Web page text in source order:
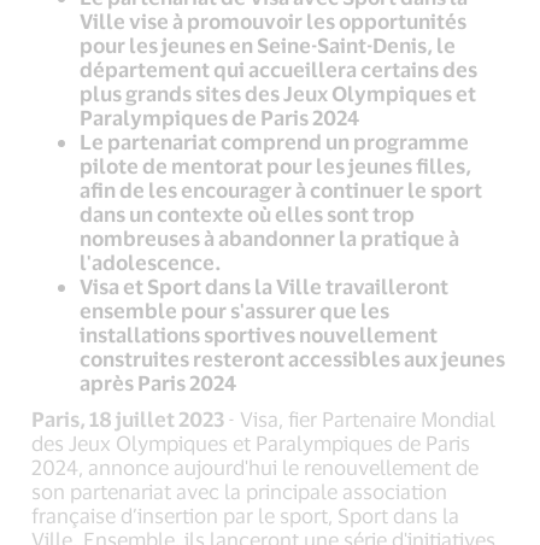
Ville vise à promouvoir les opportunités
pour les jeunes en Seine-Saint-Denis, le
département qui accueillera certains des
plus grands sites des Jeux Olympiques et
Paralympiques de Paris 2024
Le partenariat comprend un programme
pilote de mentorat pour les jeunes filles,
afin de les encourager à continuer le sport
dans un contexte où elles sont trop
nombreuses à abandonner la pratique à
l'adolescence.
Visa et Sport dans la Ville travailleront
ensemble pour s'assurer que les
installations sportives nouvellement
construites resteront accessibles aux jeunes
après Paris 2024
Paris, 18 juillet 2023 - Visa, fier Partenaire Mondial
des Jeux Olympiques et Paralympiques de Paris
2024, annonce aujourd'hui le renouvellement de
son partenariat avec la principale association
française d’insertion par le sport, Sport dans la
Ville. Ensemble, ils lanceront une série d'initiatives